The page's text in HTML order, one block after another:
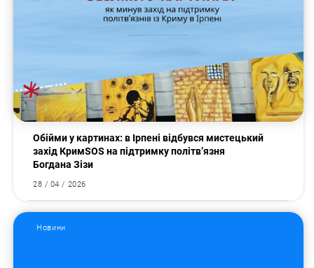
Пошук за запитом:
Обійми у картинах: в Ірпені відбувся мистецький
захід КримSOS на підтримку політв’язня
Богдана Зізи
28 / 04 / 2026
Новини